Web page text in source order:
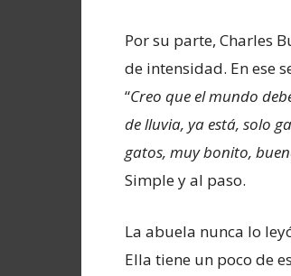
Por su parte, Charles
de intensidad. En ese
“Creo que el mundo
de lluvia, ya está, solo
gatos, muy bonito,
Simple y al paso.
La abuela nunca lo
Ella tiene un poco de